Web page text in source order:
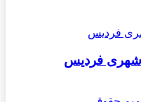
شهری فردیس